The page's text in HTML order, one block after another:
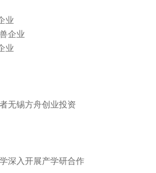
业
企业
业
无锡方舟创业投资
深入开展产学研合作